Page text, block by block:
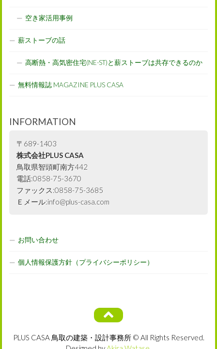
空き家活用事例
薪ストーブの話
高断熱・高気密住宅(NE-ST)と薪ストーブは共存できるのか
無料情報誌 MAGAZINE PLUS CASA
INFORMATION
〒689-1403
株式会社PLUS CASA
鳥取県智頭町南方442
電話:0858-75-3670
ファックス:0858-75-3685
Ｅメール:info@plus-casa.com
お問い合わせ
個人情報保護方針（プライバシーポリシー）
PLUS CASA 鳥取の建築・設計事務所 © All Rights Reserved.